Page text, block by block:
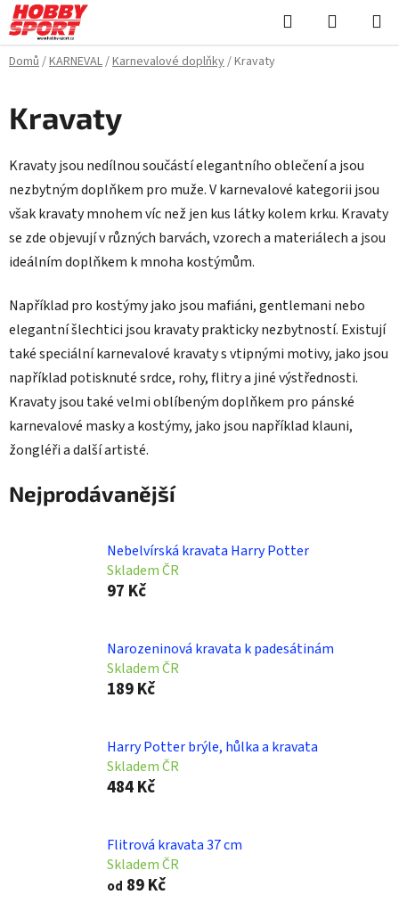
Přejít
na
obsah
Hledat
KOŠÍK
Domů/KARNEVAL/Karnevalové doplňky/Kravaty
Kravaty
Kravaty jsou nedílnou součástí elegantního oblečení a jsou
nezbytným doplňkem pro muže. V karnevalové kategorii jsou
však kravaty mnohem víc než jen kus látky kolem krku. Kravaty
se zde objevují v různých barvách, vzorech a materiálech a jsou
ideálním doplňkem k mnoha kostýmům.
Například pro kostýmy jako jsou mafiáni, gentlemani nebo
elegantní šlechtici jsou kravaty prakticky nezbytností. Existují
také speciální karnevalové kravaty s vtipnými motivy, jako jsou
například potisknuté srdce, rohy, flitry a jiné výstřednosti.
Kravaty jsou také velmi oblíbeným doplňkem pro pánské
karnevalové masky a kostýmy, jako jsou například klauni,
žongléři a další artisté.
Nejprodávanější
Nebelvírská kravata Harry Potter
Skladem ČR
97 Kč
Narozeninová kravata k padesátinám
Skladem ČR
189 Kč
Harry Potter brýle, hůlka a kravata
Skladem ČR
484 Kč
Flitrová kravata 37 cm
Skladem ČR
od 89 Kč